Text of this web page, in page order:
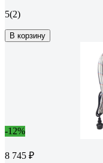
5(2)
В корзину
-12%
8 745 ₽